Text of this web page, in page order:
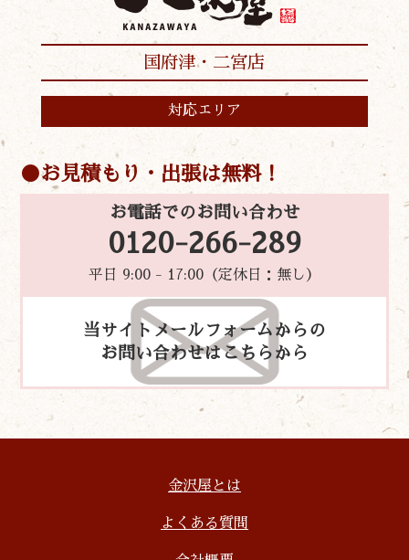
国府津・二宮店
対応エリア
お見積もり・出張は無料！
お電話でのお問い合わせ
0120-266-289
平日 9:00 - 17:00（定休日：無し）
当サイトメールフォームからの
お問い合わせはこちらから
金沢屋とは
よくある質問